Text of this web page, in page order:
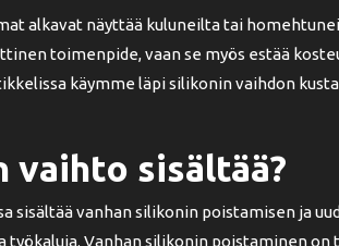
alkavat näyttää kuluneilta tai
toimenpide, vaan se myös estää
käymme läpi silikonin vaihdon
vaihto sisältää?
sisältää vanhan silikonin poistamisen ja
työkaluja. Vanhan silikonin poistaminen